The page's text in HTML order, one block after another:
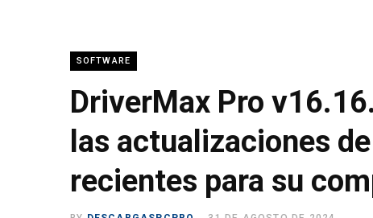
o
k
a
m
SOFTWARE
DriverMax Pro
las actualizaciones
recientes para su